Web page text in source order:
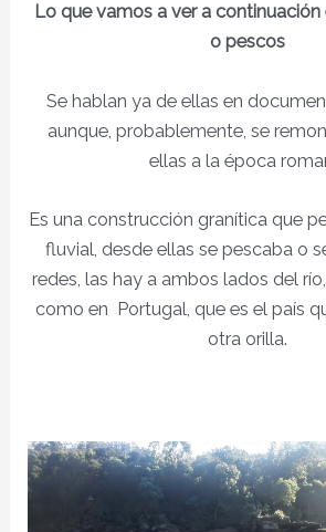
Lo que vamos a ver a continuación
o pescos
Se hablan ya de ellas en
aunque, probablemente, se
ellas a la época
Es una construcción granítica que
fluvial, desde ellas se pescaba o
redes, las hay a ambos lados del
como en Portugal, que es el país
otra orilla.